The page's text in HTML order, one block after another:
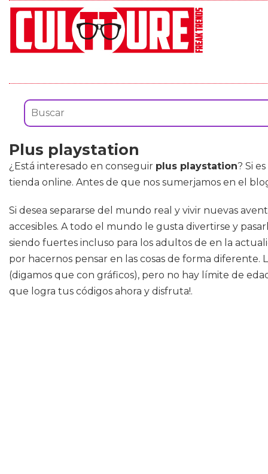
Plus playstation
¿Está interesado en conseguir plus playstation? Si
tienda online. Antes de que nos sumerjamos en el
Si desea separarse del mundo real y vivir nuevas
accesibles. A todo el mundo le gusta divertirse y
siendo fuertes incluso para los adultos de en la
por hacernos pensar en las cosas de forma
(digamos que con gráficos), pero no hay límite de
que logra tus códigos ahora y disfruta!.